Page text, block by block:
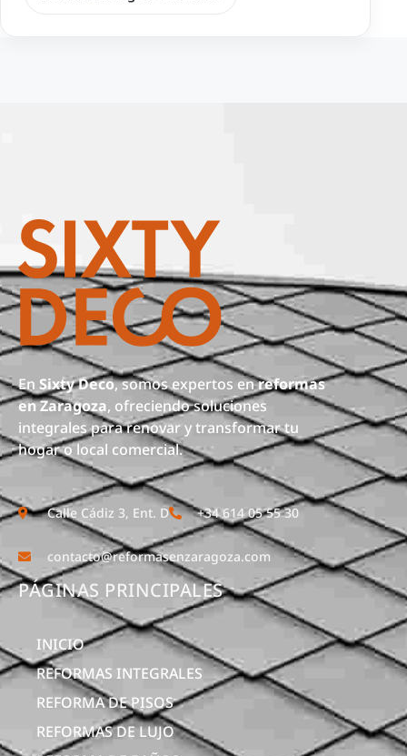
PÁGINAS PRINCIPALES
INICIO
REFORMAS INTEGRALES
REFORMA DE PISOS
REFORMAS DE LUJO
En Sixty Deco, somos expertos enreformas
en Zaragoza, ofreciendo soluciones
integrales para renovar y transformar tu
hogar o local comercial.
Calle Cádiz 3, Ent. D +34 614 05 55 30
contacto@reformasenzaragoza.com